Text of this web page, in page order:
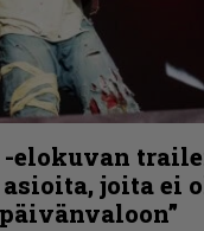
-elokuvan
joita ei